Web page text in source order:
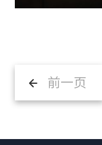
前一页